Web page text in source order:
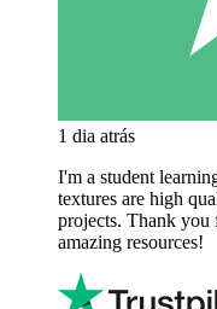
1 dia atrás
I'm a student
textures are high
projects. Thank you
amazing resources!